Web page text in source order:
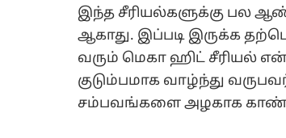
இந்த சீரியல்களுக்கு பல
ஆகாது. இப்படி இருக்க
வரும் மெகா ஹிட் சீரியல்
குடும்பமாக வாழ்ந்து
சம்பவங்களை அழகாக